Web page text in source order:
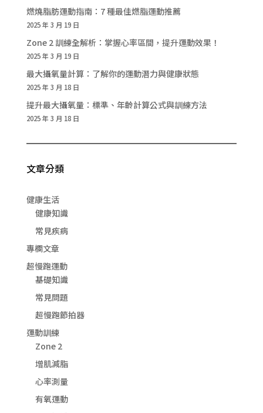
燃燒脂肪運動指南：7 種最佳燃脂運動推薦
2025 年 3 月 19 日
Zone 2 訓練全解析：掌握心率區間，提升運動效果！
2025 年 3 月 19 日
最大攝氧量計算：了解你的運動潛力與健康狀態
2025 年 3 月 18 日
提升最大攝氧量：標準、年齡計算公式與訓練方法
2025 年 3 月 18 日
文章分類
健康生活
健康知識
常見疾病
專欄文章
超慢跑運動
基礎知識
常見問題
超慢跑節拍器
運動訓練
Zone 2
增肌減脂
心率測量
有氧運動